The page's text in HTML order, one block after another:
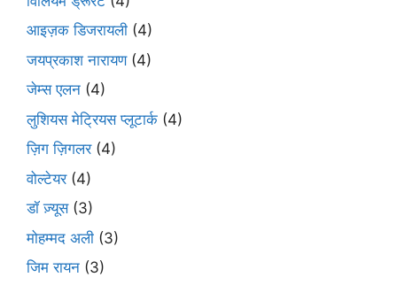
आइज़क डिजरायली (4)
जयप्रकाश नारायण(4)
जेम्स एलन (4)
लुशियस मेट्रियस प्लूटार्क (4)
ज़िग ज़िगलर(4)
वोल्टेयर(4)
डॉ ज़्यूस(3)
मोहम्मद अली (3)
जिम रायन (3)